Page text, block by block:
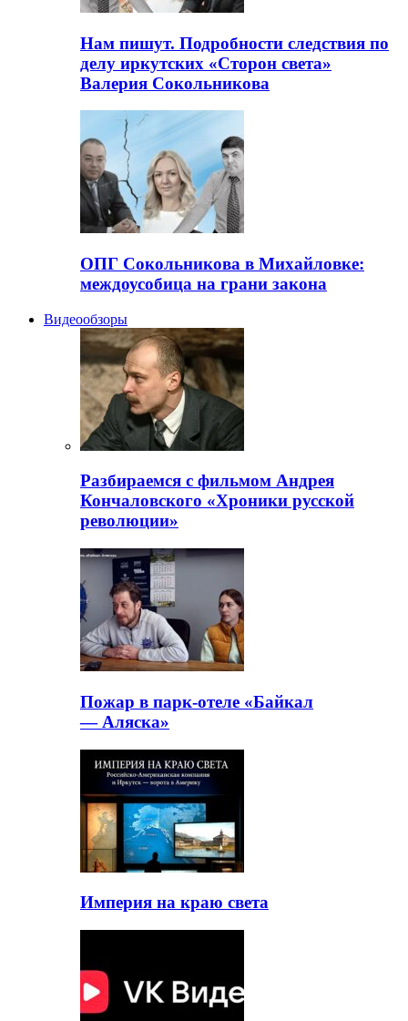
Нам пишут. Подробности следствия по
делу иркутских «Сторон света»
Валерия Сокольникова
ОПГ Сокольникова в Михайловке:
междоусобица на грани закона
Видеообзоры
Разбираемся с фильмом Андрея
Кончаловского «Хроники русской
революции»
Пожар в парк-отеле «Байкал
— Аляска»
Империя на краю света